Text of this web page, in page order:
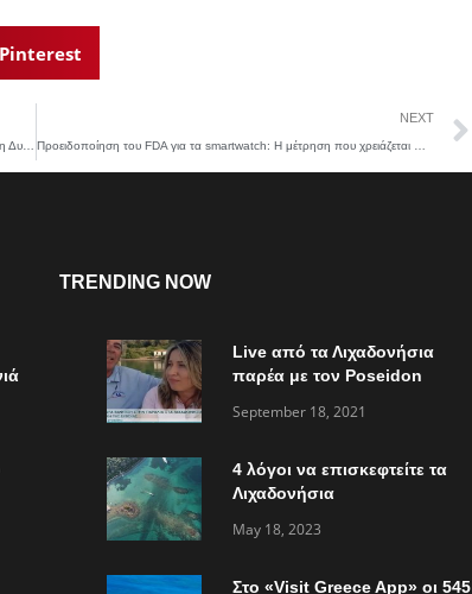
Pinterest
Παραιτήθηκε ο Παλαιστίνιος πρωθυπουργός – Ραγδαίες εξελίξεις στη Δυτική Όχθη
NEXT
Προειδοποίηση του FDA για τα smartwatch: Η μέτρηση που χρειάζεται προσοχή
TRENDING NOW
Live από τα Λιχαδονήσια
παρέα με τον Poseidon
συμβαίνει”
September 18, 2021
4 λόγοι να επισκεφτείτε τα
Λιχαδονήσια
May 18, 2023
Στο «Visit Greece App» οι 545